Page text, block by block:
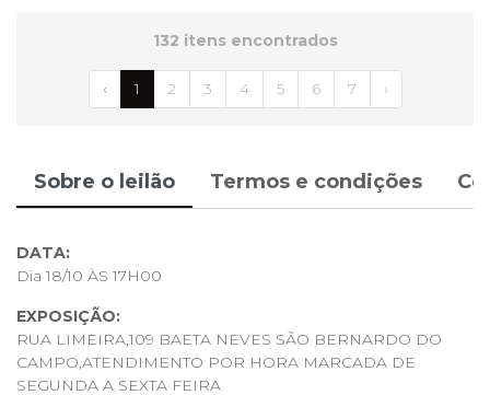
132 itens encontrados
‹ 1 2 3 4 5 6 7 ›
Sobre o leilão Termos e condições
DATA:
Dia 18/10 ÀS 17H00
EXPOSIÇÃO:
RUA LIMEIRA,109 BAETA NEVES SÃO BERNARDO DO
CAMPO,ATENDIMENTO POR HORA MARCADA DE
SEGUNDA A SEXTA FEIRA